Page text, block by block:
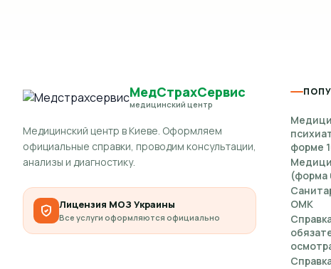
МедСтрахСервис
медицинский центр
Медицинский центр в Киеве. Оформляем
официальные справки, проводим консультации,
анализы и диагностику.
Лицензия МОЗ Украины
Все услуги оформляются официально
форме
(форма
ОМК